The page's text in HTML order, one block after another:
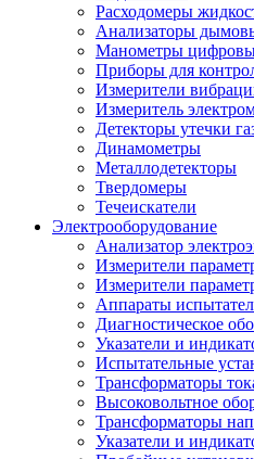
Расходомеры
Анализаторы
Манометры
Приборы для
Измерители
Измеритель
Детекторы утечки
Динамометры
Металлодетекторы
Твердомеры
Течеискатели
Электрооборудование
Анализатор
Измерители
Измерители
Аппараты
Диагностическое
Указатели и
Испытательные
Трансформаторы
Высоковольтное
Трансформаторы
Указатели и